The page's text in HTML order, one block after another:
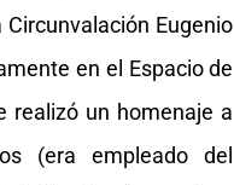
Circunvalación Eugenio
en el Espacio de
realizó un homenaje a
(era empleado del